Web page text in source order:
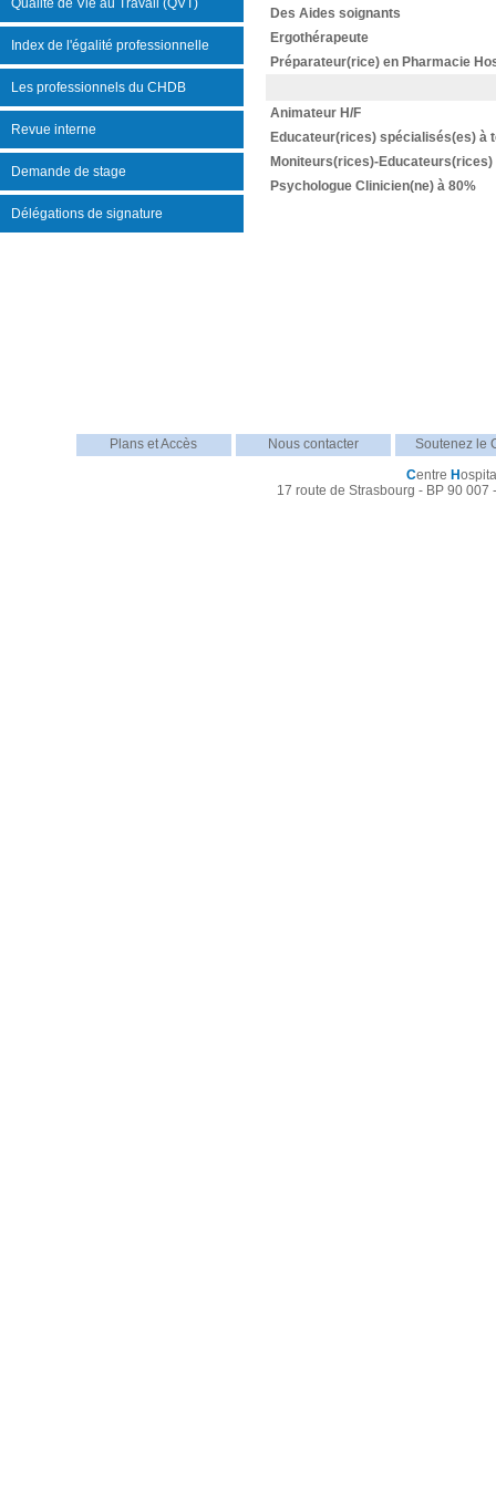
Qualité de Vie au Travail (QVT)
Index de l'égalité professionnelle
Les professionnels du CHDB
Revue interne
Demande de stage
Délégations de signature
Des Aides soignants
Ergothérapeute
Préparateur(rice) en Pharmacie
Animateur H/F
Educateur(rices) spécialisés(es) à
Moniteurs(rices)-Educateurs(rices)
Psychologue Clinicien(ne) à 80%
Plans et Accès Nous contacter
Soutenez le
Centre H
17 route de Strasbourg - BP 90